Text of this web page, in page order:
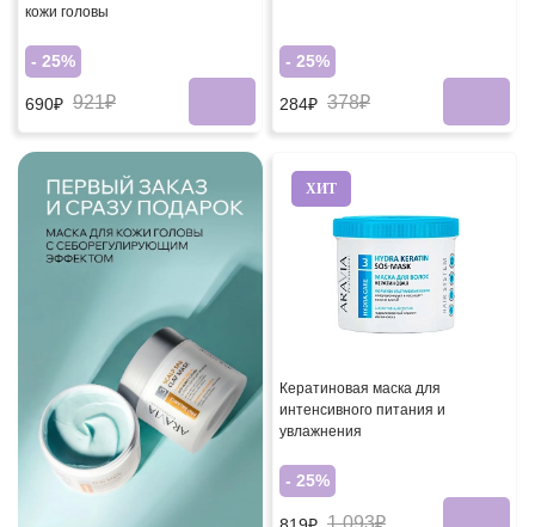
кожи головы
- 25%
690₽ 921₽
- 25%
284₽ 378₽
ХИТ
Кератиновая маска для
интенсивного питания и
увлажнения
- 25%
1 093₽